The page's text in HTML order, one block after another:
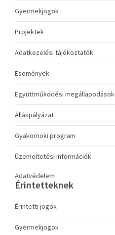
Gyermekjogok
Projektek
Adatkezelési tájékoztatók
Események
Együttműködési megállapodások
Álláspályázat
Gyakornoki program
Üzemeltetési információk
Adatvédelem
Érintetteknek
Érintetti jogok
Gyermekjogok